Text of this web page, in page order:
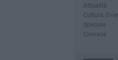
Attualità
Cultura,
Speciale
Cronaca